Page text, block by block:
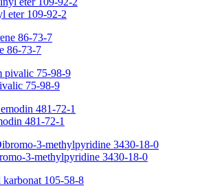
eter 109-92-2
86-73-7
75-98-9
481-72-1
3-methylpyridine 3430-18-0